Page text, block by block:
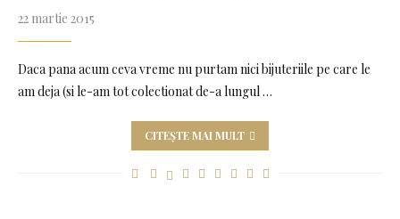
22 martie 2015
Daca pana acum ceva vreme nu purtam nici bijuteriile pe care le
am deja (si le-am tot colectionat de-a lungul …
CITEȘTE MAI MULT